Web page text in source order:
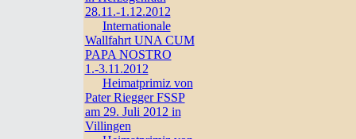
28.11.-1.12.2012
Internationale
Wallfahrt UNA CUM
PAPA NOSTRO
1.-3.11.2012
Heimatprimiz von
Pater Riegger FSSP
am 29. Juli 2012 in
Villingen